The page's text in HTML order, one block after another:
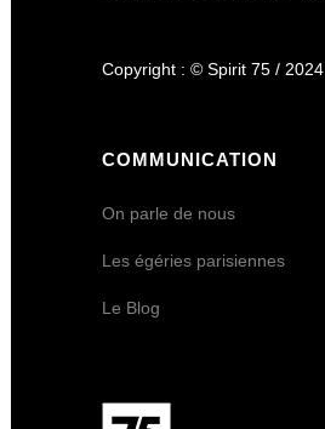
Copyright : © Spirit 75 / 2024
COMMUNICATION
On parle de nous
Les égéries parisiennes
Le Blog